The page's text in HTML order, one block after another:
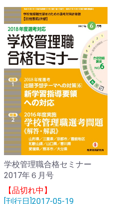
学校管理職合格セミナー
2017年６月号
【品切れ中】
[刊行日]2017-05-19